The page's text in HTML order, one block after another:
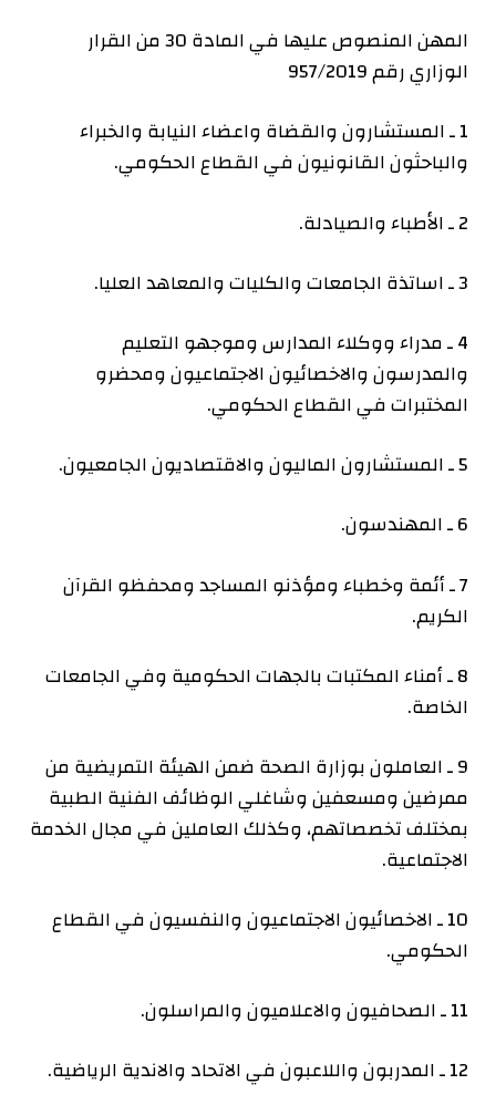
المهن المنصوص عليها في المادة 30 من القرار
الوزاري رقم 957/2019
1 ـ المستشارون والقضاة واعضاء النيابة والخبراء
والباحثون القانونيون في القطاع الحكومي.
2 ـ الأطباء والصيادلة.
3 ـ اساتذة الجامعات والكليات والمعاهد العليا.
4 ـ مدراء ووكلاء المدارس وموجهو التعليم
والمدرسون والاخصائيون الاجتماعيون ومحضرو
المختبرات في القطاع الحكومي.
5 ـ المستشارون الماليون والاقتصاديون الجامعيون.
6 ـ المهندسون.
7 ـ أئمة وخطباء ومؤذنو المساجد ومحفظو القرآن
الكريم.
8 ـ أمناء المكتبات بالجهات الحكومية وفي الجامعات
الخاصة.
9 ـ العاملون بوزارة الصحة ضمن الهيئة التمريضية من
ممرضين ومسعفين وشاغلي الوظائف الفنية الطبية
بمختلف تخصصاتهم، وكذلك العاملين في مجال الخدمة
الاجتماعية.
10 ـ الاخصائيون الاجتماعيون والنفسيون في القطاع
الحكومي.
11 ـ الصحافيون والاعلاميون والمراسلون.
12 ـ المدربون واللاعبون في الاتحاد والاندية الرياضية.